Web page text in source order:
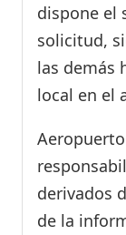
dispone el
solicitud,
las demás
local en el
derivados
de la